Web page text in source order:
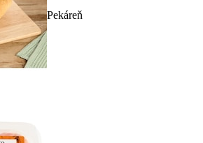
Pekáreň